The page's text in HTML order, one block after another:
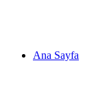
Ana Sayfa